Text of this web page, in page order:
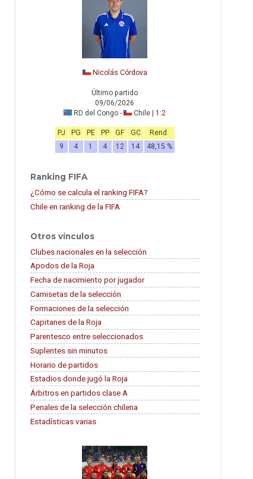
Nicolás Córdova
Último partido
09/06/2026
RD del Congo -
Chile | 1:2
PJ PG PE PP GF GC
Rend.
9
4 1 4 12 14 48,15 %
Ranking FIFA
¿Cómo se calcula el ranking FIFA?
Chile en ranking de la FIFA
Otros vínculos
Clubes nacionales en la selección
Apodos de la Roja
Fecha de nacimiento por jugador
Camisetas de la selección
Formaciones de la selección
Capitanes de la Roja
Parentesco entre seleccionados
Suplentes sin minutos
Horario de partidos
Estadios donde jugó la Roja
Árbitros en partidos clase A
Penales de la selección chilena
Estadísticas varias